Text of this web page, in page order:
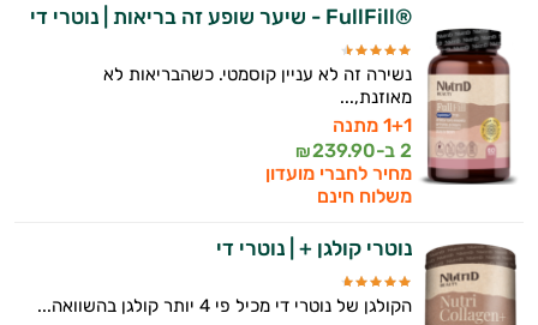
®FullFill - שיער שופע זה בריאות | נוטרי די
נשירה זה לא עניין קוסמטי. כשהבריאות לא
מאוזנת,...
1+1 מתנה
2 ב-
239.90
₪
מחיר לחברי מועדון
משלוח חינם
נוטרי קולגן + | נוטרי די
הקולגן של נוטרי די מכיל פי 4 יותר קולגן בהשוואה...
אני כאן כדי לעזור לך להתאים את תוספי
התזונה ומוצרי הבריאות המדויקים למטרות
ולמצב הגופני שלך, ולהסביר לך אילו רכיבים
עובדים יחד כדי למקסם תוצאות גם בחיי היום
יום וגם בתחום הכושר והספורט.
המטרה שלי היא להתאים עבורך המלצות
אישיות מבוססות מדעית.
זה הזמן להתחיל. איך אוכל לעזור?